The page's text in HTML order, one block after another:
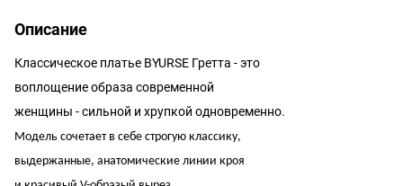
Описание
Классическое платье BYURSE Гретта - это
воплощение образа современной
женщины - сильной и хрупкой одновременно.
Модель сочетает в себе строгую классику,
выдержанные, анатомические линии кроя